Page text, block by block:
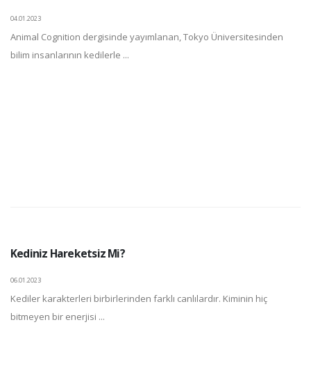
04.01.2023
Animal Cognition dergisinde yayımlanan, Tokyo Üniversitesinden
bilim insanlarının kedilerle ...
Kediniz Hareketsiz Mi?
06.01.2023
Kediler karakterleri birbirlerinden farklı canlılardır. Kiminin hiç
bitmeyen bir enerjisi ...